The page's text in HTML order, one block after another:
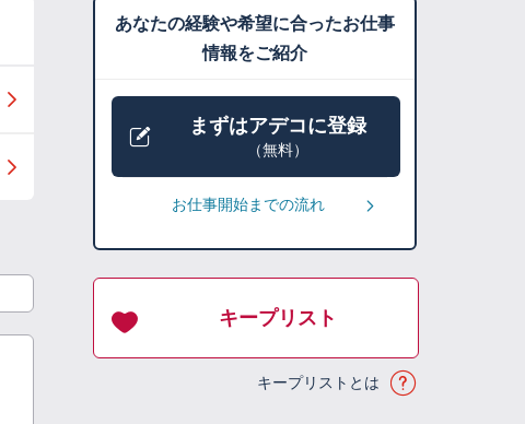
あなたの経験や希望に合ったお仕事
情報をご紹介
まずはアデコに登録
（無料）
お仕事開始までの流れ
キープリスト
キープリストとは